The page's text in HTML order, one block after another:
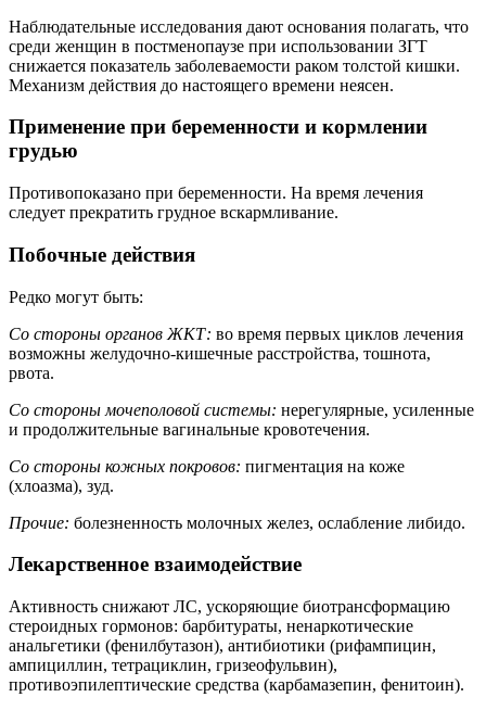
Наблюдательные исследования дают основания полагать, что
среди женщин в постменопаузе при использовании ЗГТ
снижается показатель заболеваемости раком толстой кишки.
Механизм действия до настоящего времени неясен.
Применение при беременности и кормлении
грудью
Противопоказано при беременности. На время лечения
следует прекратить грудное вскармливание.
Побочные действия
Редко могут быть:
Со стороны органов ЖКТ: во время первых циклов лечения
возможны желудочно-кишечные расстройства, тошнота,
рвота.
Со стороны мочеполовой системы: нерегулярные, усиленные
и продолжительные вагинальные кровотечения.
Со стороны кожных покровов: пигментация на коже
(хлоазма), зуд.
Прочие: болезненность молочных желез, ослабление либидо.
Лекарственное взаимодействие
Активность снижают ЛС, ускоряющие биотрансформацию
стероидных гормонов: барбитураты, ненаркотические
анальгетики (фенилбутазон), антибиотики (рифампицин,
ампициллин, тетрациклин, гризеофульвин),
противоэпилептические средства (карбамазепин, фенитоин).